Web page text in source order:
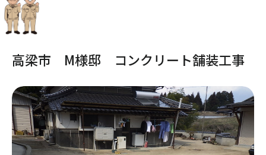
高梁市 M様邸 コンクリート舗装工事